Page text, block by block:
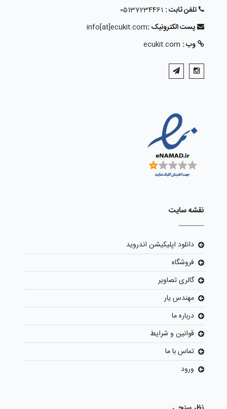
تلفن ثابت : 05137234461
پست الکترونیک :info[at]ecukit.com
وب : ecukit.com
نقشه سایت
دانلود اپلیکیشن اندروید
فروشگاه
گالری تصاویر
مهندس یار
درباره ما
قوانین و شرایط
تماس با ما
ورود